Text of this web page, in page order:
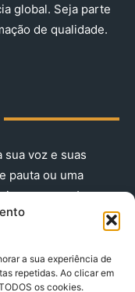
a sua experiência de
repetidas. Ao clicar em
os cookies.
global. Seja parte
de qualidade.
sua voz e suas
pauta ou uma
nos agora!